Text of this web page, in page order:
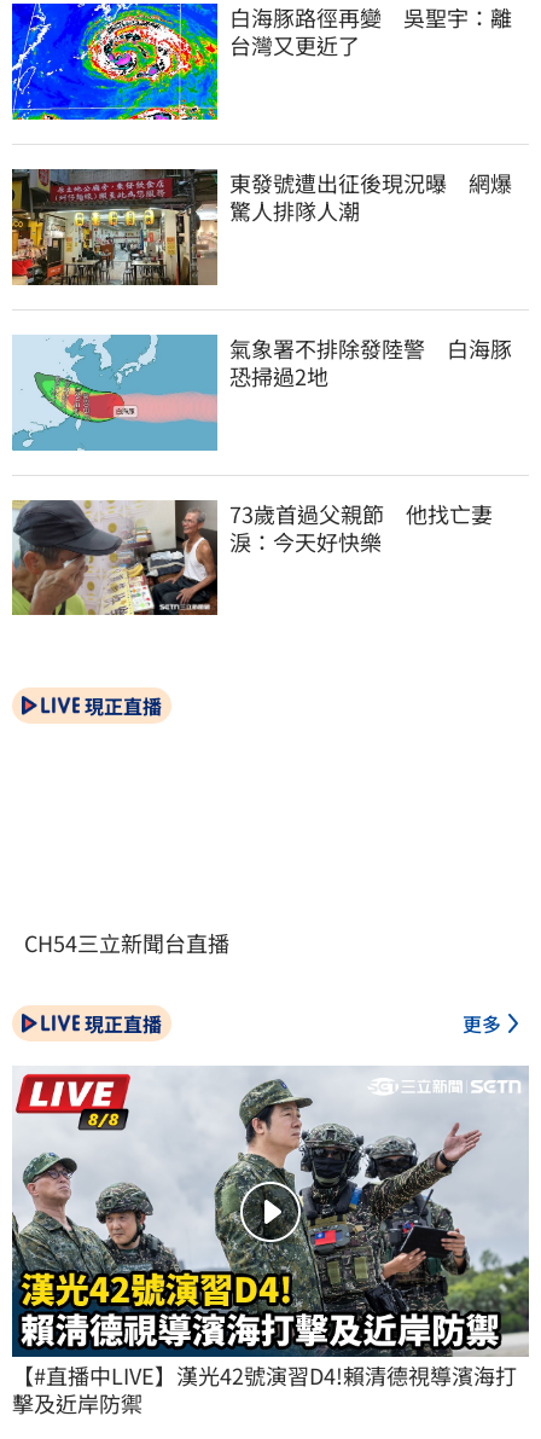
白海豚路徑再變　吳聖宇：離
台灣又更近了
東發號遭出征後現況曝　網爆
驚人排隊人潮
氣象署不排除發陸警　白海豚
恐掃過2地
73歲首過父親節　他找亡妻
淚：今天好快樂
現正直播
CH54三立新聞台直播
現正直播 更多
【#直播中LIVE】漢光42號演習D4!賴清德視導濱海打
擊及近岸防禦